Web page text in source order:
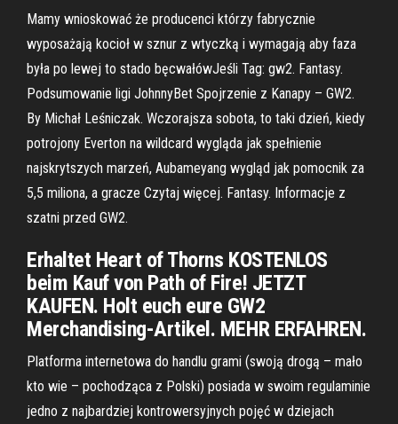
Mamy wnioskować że producenci którzy fabrycznie
wyposażają kocioł w sznur z wtyczką i wymagają aby faza
była po lewej to stado bęcwałówJeśli Tag: gw2. Fantasy.
Podsumowanie ligi JohnnyBet Spojrzenie z Kanapy – GW2.
By Michał Leśniczak. Wczorajsza sobota, to taki dzień, kiedy
potrojony Everton na wildcard wygląda jak spełnienie
najskrytszych marzeń, Aubameyang wygląd jak pomocnik za
5,5 miliona, a gracze Czytaj więcej. Fantasy. Informacje z
szatni przed GW2.
Erhaltet Heart of Thorns KOSTENLOS
beim Kauf von Path of Fire! JETZT
KAUFEN. Holt euch eure GW2
Merchandising-Artikel. MEHR ERFAHREN.
Platforma internetowa do handlu grami (swoją drogą – mało
kto wie – pochodząca z Polski) posiada w swoim regulaminie
jedno z najbardziej kontrowersyjnych pojęć w dziejach